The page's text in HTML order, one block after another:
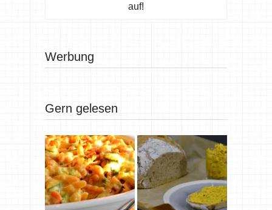
auf!
Werbung
Gern gelesen